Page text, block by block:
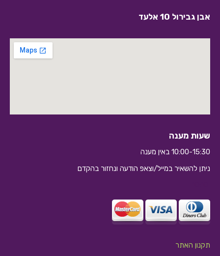
אבן גבירול 10 אלעד
שעות מענה
10:00-15:30 באין מענה
ניתן להשאיר במייל/וצאפ הודעה ונחזור בהקדם
תקנון האתר